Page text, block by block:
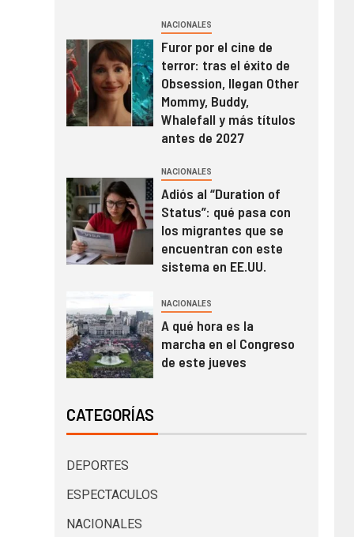
NACIONALES
Furor por el cine de
terror: tras el éxito de
Obsession, llegan Other
Mommy, Buddy,
Whalefall y más títulos
antes de 2027
NACIONALES
Adiós al “Duration of
Status”: qué pasa con
los migrantes que se
encuentran con este
sistema en EE.UU.
NACIONALES
A qué hora es la
marcha en el Congreso
de este jueves
CATEGORÍAS
DEPORTES
ESPECTACULOS
NACIONALES